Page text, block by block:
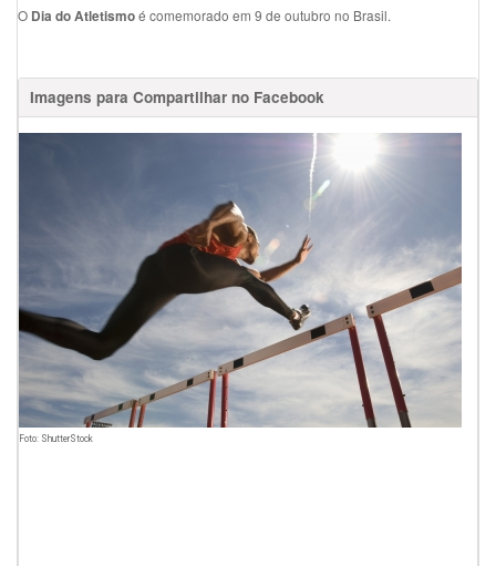
O Dia do Atletismoé comemorado em 9 de outubro no Brasil.
Imagens para Compartilhar no Facebook
Foto: ShutterStock